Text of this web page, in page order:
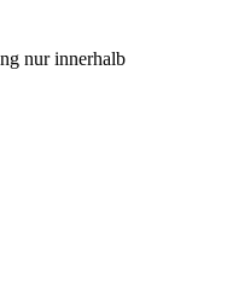
nur innerhalb